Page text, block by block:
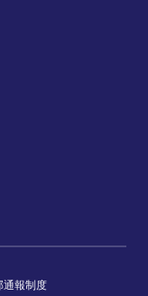
通報制度